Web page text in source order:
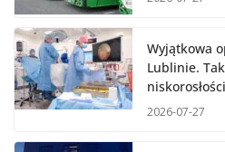
Wyjątkowa
Lublinie.
2026-07-27